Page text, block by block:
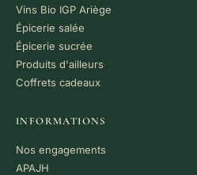
Vins Bio IGP Ariège
Épicerie salée
Épicerie sucrée
Produits d'ailleurs
Coffrets cadeaux
INFORMATIONS
Nos engagements
APAJH